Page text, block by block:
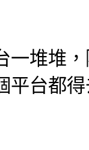
一堆堆
平台都